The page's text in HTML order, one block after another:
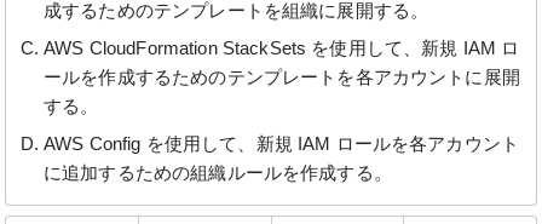
成するためのテンプレートを組織に展開する。
AWS CloudFormation StackSets を使用して、新規 IAM ロ
ールを作成するためのテンプレートを各アカウントに展開
する。
AWS Config を使用して、新規 IAM ロールを各アカウント
に追加するための組織ルールを作成する。